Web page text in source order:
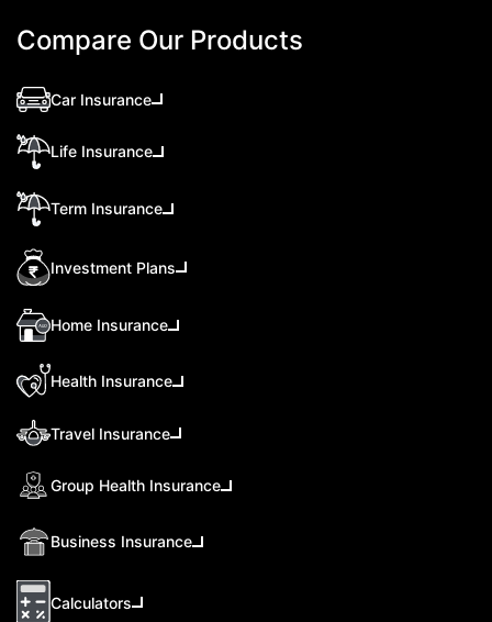
احتياجاتك
Compare Our Products
Car Insurance
Life Insurance
Term Insurance
Investment Plans
Home Insurance
Health Insurance
Travel Insurance
Group Health Insurance
Business Insurance
Calculators